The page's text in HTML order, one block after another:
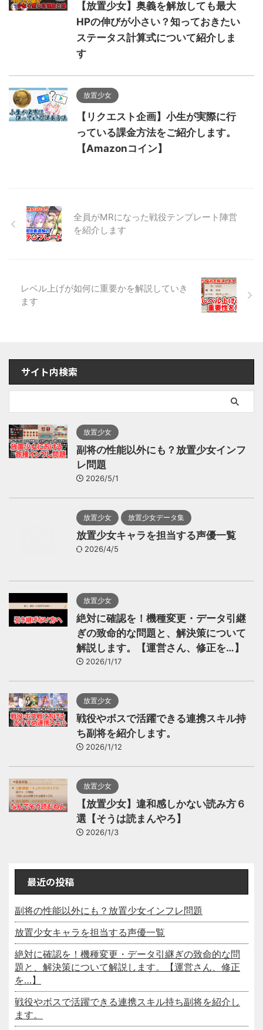
【放置少女】奥義を解放しても最大
HPの伸びが小さい？知っておきたい
ステータス計算式について紹介しま
す
放置少女
【リクエスト企画】小生が実際に行
っている課金方法をご紹介します。
【Amazonコイン】
全員がMRになった戦役テンプレート陣営
を紹介します
レベル上げが如何に重要かを解説していき
ます
サイト内検索
放置少女
副将の性能以外にも？放置少女インフ
レ問題
2026/5/1
放置少女 放置少女データ集
放置少女キャラを担当する声優一覧
2026/4/5
放置少女
絶対に確認を！機種変更・データ引継
ぎの致命的な問題と、解決策について
解説します。【運営さん、修正を…】
2026/1/17
放置少女
戦役やボスで活躍できる連携スキル持
ち副将を紹介します。
2026/1/12
放置少女
【放置少女】違和感しかない読み方６
選【そうは読まんやろ】
2026/1/3
最近の投稿
副将の性能以外にも？放置少女インフレ問題
放置少女キャラを担当する声優一覧
絶対に確認を！機種変更・データ引継ぎの致命的な問
題と、解決策について解説します。【運営さん、修正
を…】
戦役やボスで活躍できる連携スキル持ち副将を紹介し
ます。